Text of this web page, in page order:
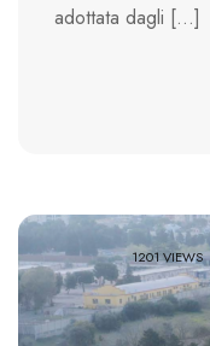
adottata dagli […]
1201 VIEWS